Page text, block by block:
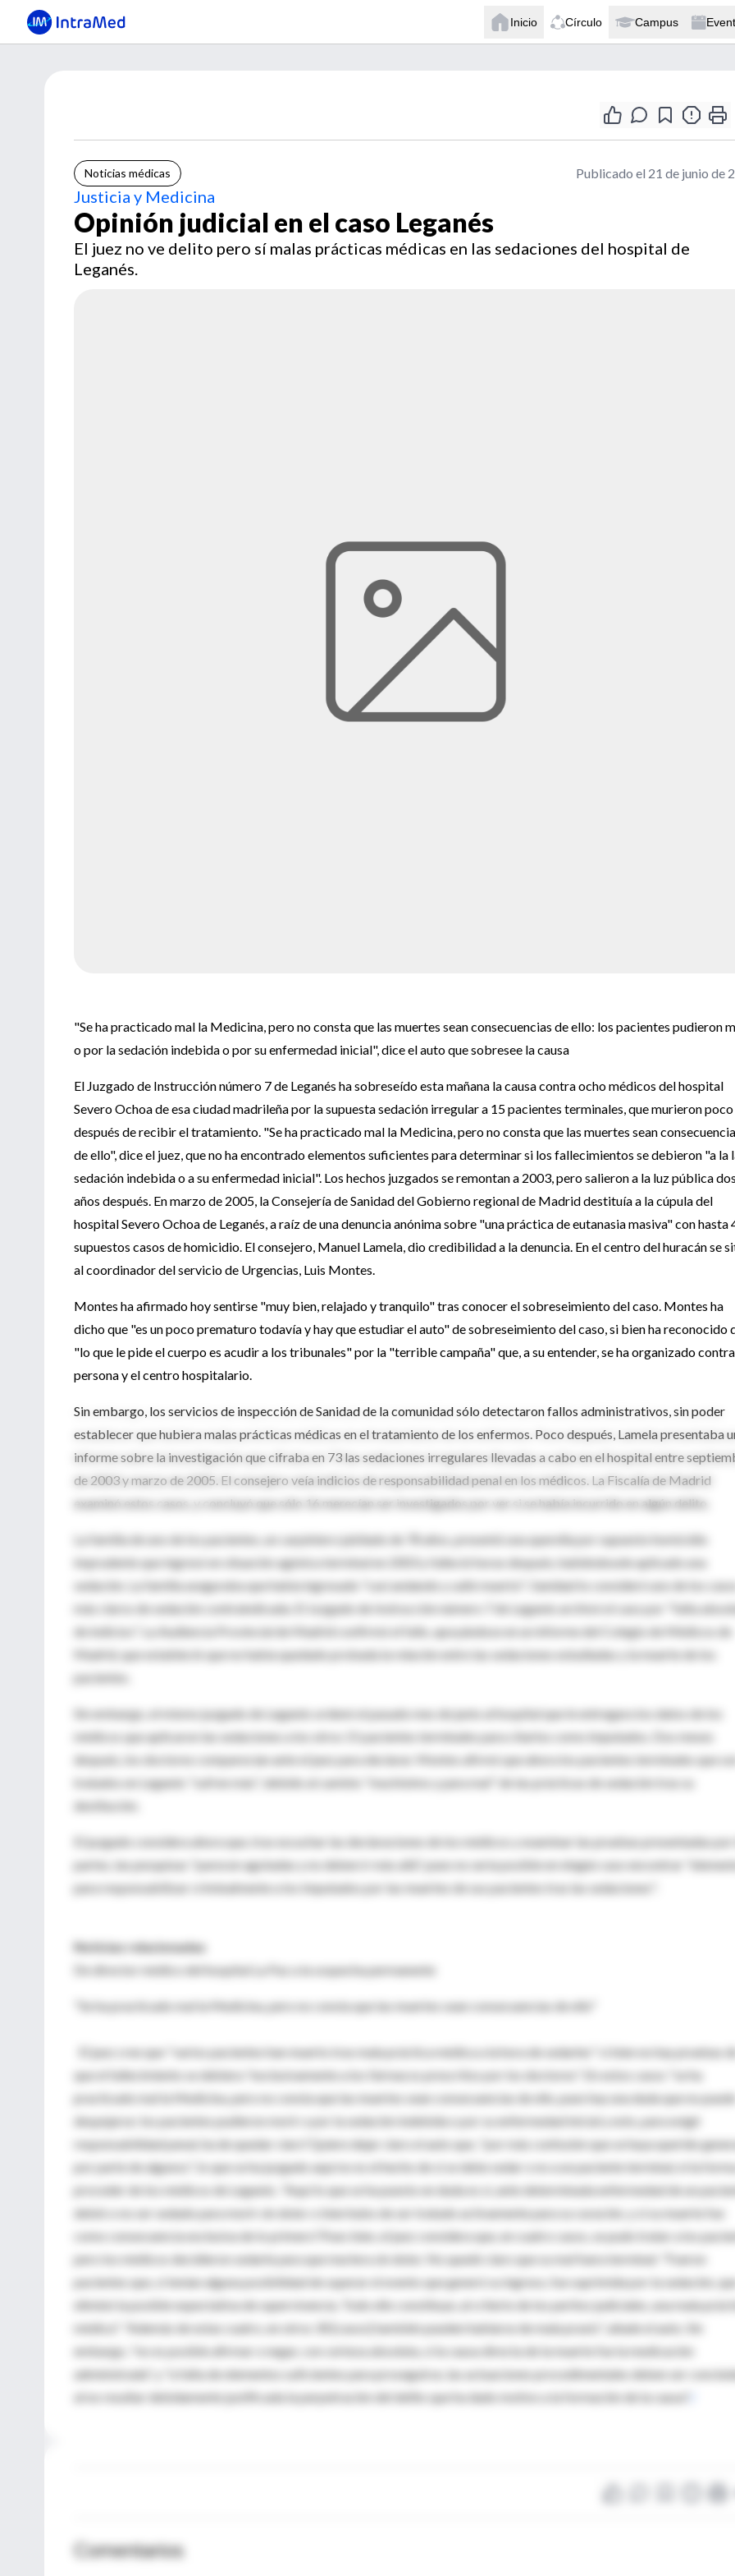
Inicio Círculo Campus
Noticias médicas Publicado el 21 de junio de
Justicia y Medicina
Opinión judicial en el caso Leganés
El juez no ve delito pero sí malas prácticas médicas en las sedaciones del hospital de
Leganés.
"Se ha practicado mal la Medicina, pero no consta que las muertes sean consecuencias de ello: los pacientes pudieron
o por la sedación indebida o por su enfermedad inicial", dice el auto que sobresee la causa
El Juzgado de Instrucción número 7 de Leganés ha sobreseído esta mañana la causa contra ocho médicos del hospital
Severo Ochoa de esa ciudad madrileña por la supuesta sedación irregular a 15 pacientes terminales, que murieron poco
después de recibir el tratamiento. "Se ha practicado mal la Medicina, pero no consta que las muertes sean
de ello", dice el juez, que no ha encontrado elementos suficientes para determinar si los fallecimientos se debieron "a la
sedación indebida o a su enfermedad inicial". Los hechos juzgados se remontan a 2003, pero salieron a la luz pública
años después. En marzo de 2005, la Consejería de Sanidad del Gobierno regional de Madrid destituía a la cúpula del
hospital Severo Ochoa de Leganés, a raíz de una denuncia anónima sobre "una práctica de eutanasia masiva" con hasta
supuestos casos de homicidio. El consejero, Manuel Lamela, dio credibilidad a la denuncia. En el centro del huracán se
al coordinador del servicio de Urgencias, Luis Montes.
Montes ha afirmado hoy sentirse "muy bien, relajado y tranquilo" tras conocer el sobreseimiento del caso. Montes ha
dicho que "es un poco prematuro todavía y hay que estudiar el auto" de sobreseimiento del caso, si bien ha reconocido
"lo que le pide el cuerpo es acudir a los tribunales" por la "terrible campaña" que, a su entender, se ha organizado
persona y el centro hospitalario.
Sin embargo, los servicios de inspección de Sanidad de la comunidad sólo detectaron fallos administrativos, sin poder
establecer que hubiera malas prácticas médicas en el tratamiento de los enfermos. Poco después, Lamela presentaba
informe sobre la investigación que cifraba en 73 las sedaciones irregulares llevadas a cabo en el hospital entre
de 2003 y marzo de 2005. El consejero veía indicios de responsabilidad penal en los médicos. La Fiscalía de Madrid
examinó estos casos, y concluyó que sólo 16 merecían ser investigados por ver si se había incurrido en algún delito.
La familia de uno de los pacientes, un carpintero jubilado de 78 años, presentó una querella por supuesto homicidio
imprudente que ingresó en situación agónica terminal en 2003 y falleció horas después, habiéndosele aplicado una
sedación. La familia aseguraba que había ingresado "casi andando y salió muerto"; Sanidad lo consideró uno de los
más claros de sedación contraindicada. El Juzgado de Instrucción número 7 de Leganés archivó el caso por "falta
de indicios". La Audiencia Provincial de Madrid confirmó el fallo, apoyándose en un informe del Colegio de Médicos de
Madrid, que estableció que no había quedado probada la relación entre las sedaciones estudiadas y la muerte de los
pacientes.
Sin embargo, el mismo juzgado de Leganés ordenó el pasado mes de junio al hospital que le entregara los datos de los
médicos que aplicaron las sedaciones a los otros 15 pacientes terminales para citarlos como imputados. Dos meses
después, los doctores comparecían ante el juez para declarar. Montes afirmó que ahora los pacientes terminales que
tratados en Leganés "sufren más", debido al cambio "muchísimo y para mal" de las prácticas de sedación tras su
destitución.
El juzgado considera ahora que, tras escuchar las declaraciones de los médicos y examinar las pruebas presentadas
partes, las pesquisas "parecen agotadas y no deben ir más allá", pues no sería posible en ningún caso encontrar
para responsabilizar criminalmente a los imputados por las muertes de sus pacientes tras las sedaciones".
Noticias relacionadas
De director médico del hospital La Paz a la sospecha permanente
"Se ha practicado mal la Medicina, pero no consta que las muertes sean consecuencias de ello"
El juez cree que "varios pacientes han muerto tras mala práctica médica a la hora de sedarles" si bien no hay pruebas
que el fallecimiento se debiera "exclusivamente a los fármacos prescritos por los doctores". En estos casos "se ha
practicado mal la Medicina, pero no consta que las muertes sean consecuencias de ello, pues hay una duda que no
despejarse: los pacientes pudieron morir o por la sedación indebida o por su enfermedad inicial y esto, para exigir
responsabilidad penal, ha de quedar claro".Quiere dejar claro el auto que, "por más confusión que se haya querido
por parte de algunos", lo que se ha juzgado aquí no es el hecho de si se debe sedar o no a un paciente terminal, ni la
proceder de los médicos de Leganés. "Aquí lo que se ha puesto en duda es si, ante determinada enfermedad de un
debió o no ser sedado para morir sin dolor o bien hubo de ser tratado activamente para su curación, y si su muerte fue
como consecuencia exclusiva de lo primero".Pues bien, el juez considera que, en cuatro casos, se pudo tratar a los
pero los médicos decidieron sedarle para que muriera sin dolor. No quedó claro que su mal fuera terminal: "Fueron
pacientes que, si tenían alguna posibilidad de superar el evento que generó su ingreso, fue suprimida por la sedación,
eliminó la posible expectativa de supervivencia. Todo ello constituye, al criterio de los peritos judiciales, una mala
médica". "Además de estas cuatro, en otros 30 [casos] también pueden hablarse de mala praxis", añade el auto. Sin
embargo, "no es posible afirmar o negar, con certeza absoluta, si la causa directa de la muerte fue la medicación
administrada", y "a falta de elementos suficientes para proseguirse, las actuaciones procedimentales deben ser
al no resultar debidamente justificada la perpetración del delito que ha dado motivo a la formación de la causa".
Comentarios